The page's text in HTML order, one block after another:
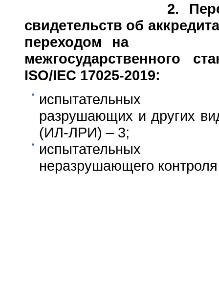
2.
свидетельств об
переходом на
межгосударственного
ISO/IEC 17025-2019:
испытательных
разрушающих и других
(ИЛ-ЛРИ) – 3;
испытательных
неразрушающего